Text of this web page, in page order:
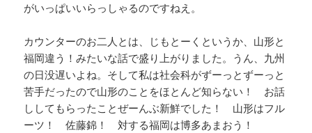
がいっぱいいらっしゃるのですねえ。
カウンターのお二人とは、じもとーくというか、山形と
福岡違う！みたいな話で盛り上がりました。うん、九州
の日没遅いよね。そして私は社会科がずーっとずーっと
苦手だったので山形のことをほとんど知らない！ お話
ししてもらったことぜーんぶ新鮮でした！ 山形はフル
ーツ！ 佐藤錦！ 対する福岡は博多あまおう！